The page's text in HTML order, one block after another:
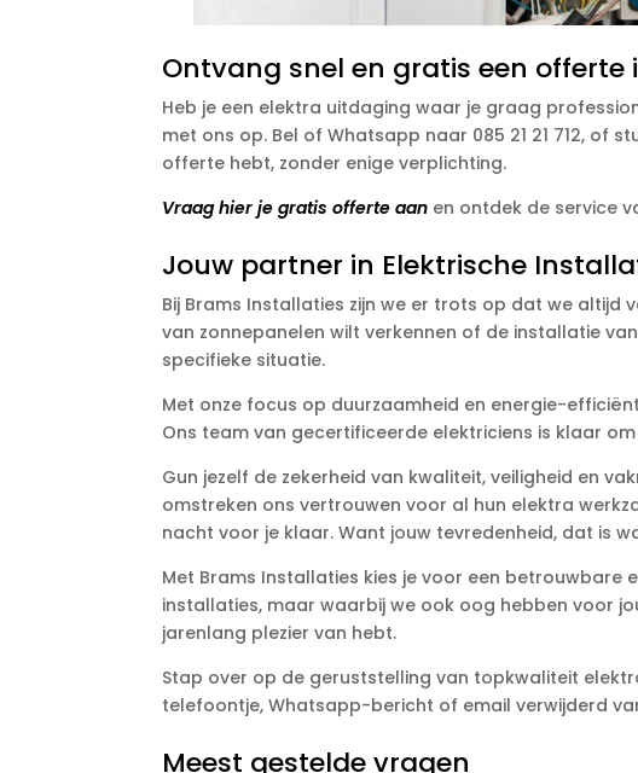
Ontvang snel en gratis een offerte
Heb je een elektra uitdaging waar je graag
met ons op. Bel of Whatsapp naar 085 21 21 712, of
offerte hebt, zonder enige verplichting.
Vraag hier je gratis offerte aan en ontdek de service
Jouw partner in Elektrische
Bij Brams Installaties zijn we er trots op dat we
van zonnepanelen wilt verkennen of de installatie
specifieke situatie.
Met onze focus op duurzaamheid en energie-
Ons team van gecertificeerde elektriciens is klaar
Gun jezelf de zekerheid van kwaliteit, veiligheid en
omstreken ons vertrouwen voor al hun elektra
nacht voor je klaar. Want jouw tevredenheid, dat is
Met Brams Installaties kies je voor een betrouwbare
installaties, maar waarbij we ook oog hebben voor
jarenlang plezier van hebt.
Stap over op de geruststelling van topkwaliteit
telefoontje, Whatsapp-bericht of email verwijderd
Meest gestelde vragen